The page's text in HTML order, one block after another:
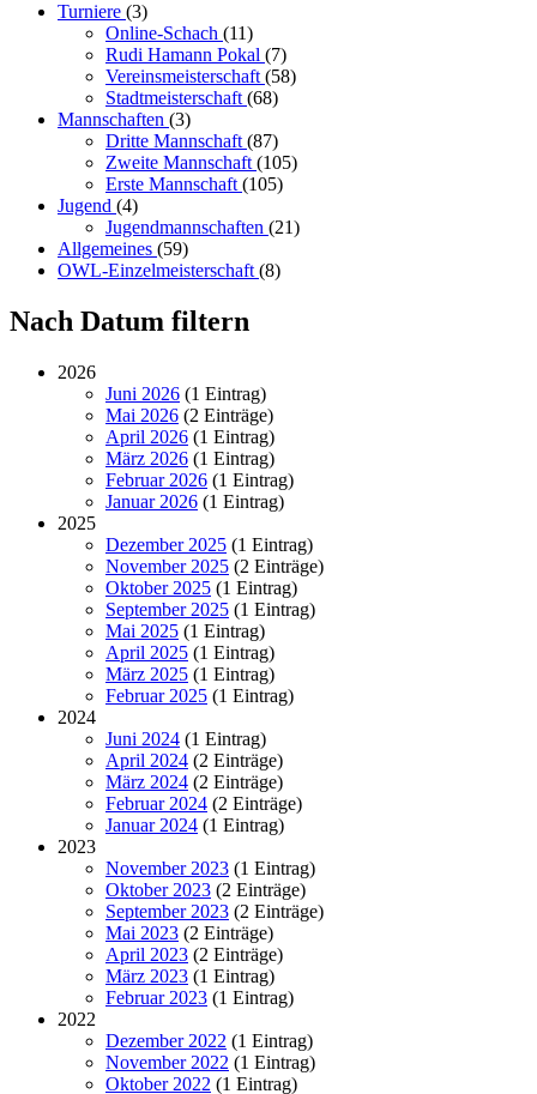
Turniere (3)
Online-Schach (11)
Rudi Hamann Pokal (7)
Vereinsmeisterschaft(58)
Stadtmeisterschaft(68)
Mannschaften (3)
Dritte Mannschaft(87)
Zweite Mannschaft(105)
Erste Mannschaft(105)
Jugend (4)
Jugendmannschaften (21)
Allgemeines (59)
OWL-Einzelmeisterschaft(8)
Nach Datum filtern
2026
Juni 2026 (1 Eintrag)
Mai 2026 (2 Einträge)
April 2026 (1 Eintrag)
März 2026 (1 Eintrag)
Februar 2026 (1 Eintrag)
Januar 2026 (1 Eintrag)
2025
Dezember 2025 (1 Eintrag)
November 2025 (2 Einträge)
Oktober 2025 (1 Eintrag)
September 2025 (1 Eintrag)
Mai 2025 (1 Eintrag)
April 2025 (1 Eintrag)
März 2025 (1 Eintrag)
Februar 2025 (1 Eintrag)
2024
Juni 2024 (1 Eintrag)
April 2024 (2 Einträge)
März 2024 (2 Einträge)
Februar 2024 (2 Einträge)
Januar 2024 (1 Eintrag)
2023
November 2023 (1 Eintrag)
Oktober 2023 (2 Einträge)
September 2023 (2 Einträge)
Mai 2023 (2 Einträge)
April 2023 (2 Einträge)
März 2023 (1 Eintrag)
Februar 2023 (1 Eintrag)
2022
Dezember 2022 (1 Eintrag)
November 2022 (1 Eintrag)
Oktober 2022 (1 Eintrag)